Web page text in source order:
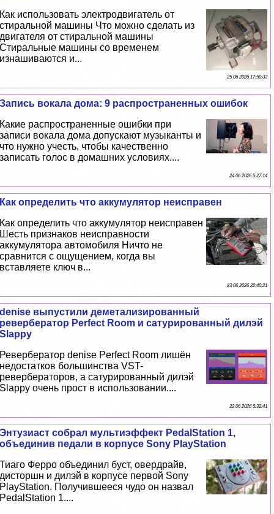
Как использовать электродвигатель от
стиральной машины Что можно сделать из
двигателя от стиральной машины
Стиральные машины со временем
изнашиваются и...
25 06 2026 17:50:33
Запись вокала дома: 9 распространенных ошибок
Какие распространенные ошибки при
записи вокала дома допускают музыканты и
что нужно учесть, чтобы качественно
записать голос в домашних условиях....
24 06 2026 5:27:14
Как определить что аккумулятор неисправен
Как определить что аккумулятор неисправен
Шесть признаков неисправности
аккумулятора автомобиля Ничто не
сравнится с ощущением, когда вы
вставляете ключ в...
23 06 2026 22:40:21
denise выпустили деметализированный
ревербератор Perfect Room и сатурированный дилэй
Slappy
Ревербератор denise Perfect Room лишён
недостатков большинства VST-
ревербераторов, а сатурированный дилэй
Slappy очень прост в использовании....
22 06 2026 5:32:41
Энтузиаст собрал мультиэффект PedalStation 1,
объединив педали в корпусе Sony PlayStation
Тиаго Ферро объединил буст, овердрайв,
дисторшн и дилэй в корпусе первой Sony
PlayStation. Получившееся чудо он назвал
PedalStation 1....